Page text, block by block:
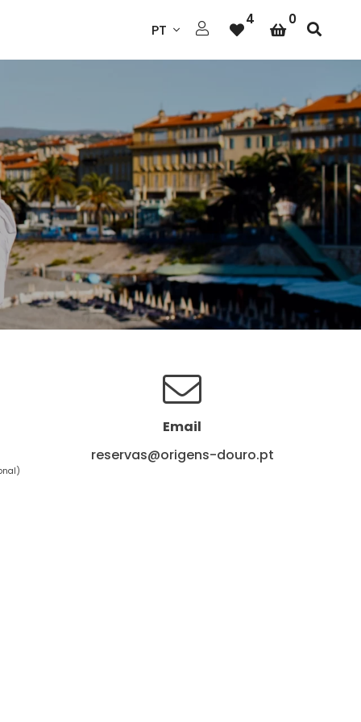
PT
4 0
Email
reservas@origens-douro.pt